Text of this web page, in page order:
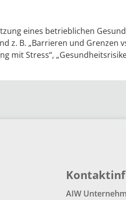
eines betrieblichen
z. B. „Barrieren und Grenzen
mit Stress“,
AIW